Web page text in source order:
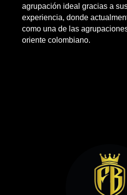
agrupación ideal gracias a
experiencia, donde
como una de las
oriente colombiano.